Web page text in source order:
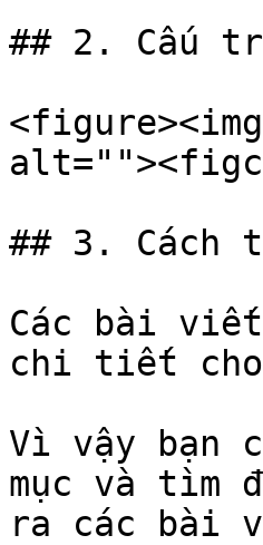
## 2. Cấu
## 3. Cách
Các bài
chi tiết cho
Vì vậy bạn
mục và tìm
ra các bài